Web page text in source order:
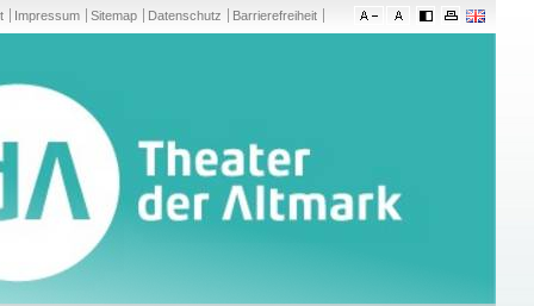
Impressum Sitemap Datenschutz Barrierefreiheit